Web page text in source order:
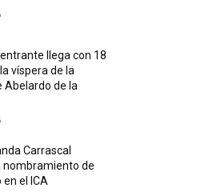
llega con 18
víspera de la
Abelardo de la
Carrascal
nombramiento de
en el ICA